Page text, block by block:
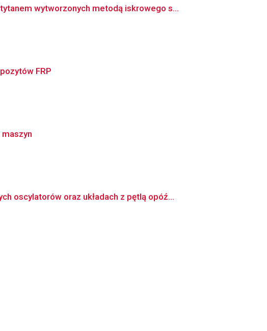
wytworzonych metodą iskrowego s...
FRP
oscylatorów oraz układach z pętlą opóź...